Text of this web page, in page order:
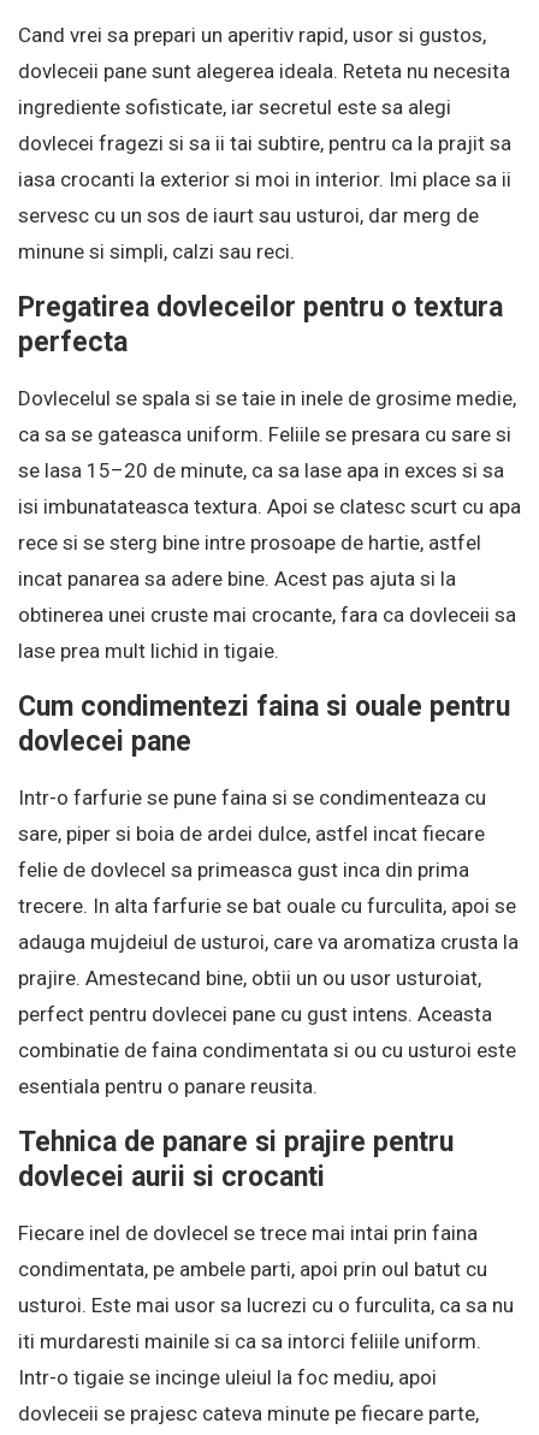
Cand vrei sa prepari un aperitiv rapid, usor si gustos,
dovleceii pane sunt alegerea ideala. Reteta nu necesita
ingrediente sofisticate, iar secretul este sa alegi
dovlecei fragezi si sa ii tai subtire, pentru ca la prajit sa
iasa crocanti la exterior si moi in interior. Imi place sa ii
servesc cu un sos de iaurt sau usturoi, dar merg de
minune si simpli, calzi sau reci.
Pregatirea dovleceilor pentru o textura
perfecta
Dovlecelul se spala si se taie in inele de grosime medie,
ca sa se gateasca uniform. Feliile se presara cu sare si
se lasa 15–20 de minute, ca sa lase apa in exces si sa
isi imbunatateasca textura. Apoi se clatesc scurt cu apa
rece si se sterg bine intre prosoape de hartie, astfel
incat panarea sa adere bine. Acest pas ajuta si la
obtinerea unei cruste mai crocante, fara ca dovleceii sa
lase prea mult lichid in tigaie.
Cum condimentezi faina si ouale pentru
dovlecei pane
Intr-o farfurie se pune faina si se condimenteaza cu
sare, piper si boia de ardei dulce, astfel incat fiecare
felie de dovlecel sa primeasca gust inca din prima
trecere. In alta farfurie se bat ouale cu furculita, apoi se
adauga mujdeiul de usturoi, care va aromatiza crusta la
prajire. Amestecand bine, obtii un ou usor usturoiat,
perfect pentru dovlecei pane cu gust intens. Aceasta
combinatie de faina condimentata si ou cu usturoi este
esentiala pentru o panare reusita.
Tehnica de panare si prajire pentru
dovlecei aurii si crocanti
Fiecare inel de dovlecel se trece mai intai prin faina
condimentata, pe ambele parti, apoi prin oul batut cu
usturoi. Este mai usor sa lucrezi cu o furculita, ca sa nu
iti murdaresti mainile si ca sa intorci feliile uniform.
Intr-o tigaie se incinge uleiul la foc mediu, apoi
dovleceii se prajesc cateva minute pe fiecare parte,